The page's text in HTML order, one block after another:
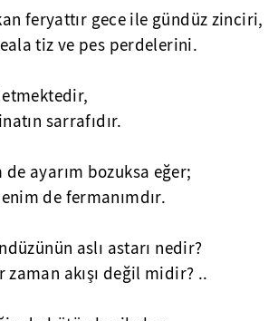
feryattır gece ile gündüz zinciri,
tiz ve pes perdelerini.
sarrafıdır.
ayarım bozuksa eğer;
de fermanımdır.
aslı astarı nedir?
akışı değil midir? ..